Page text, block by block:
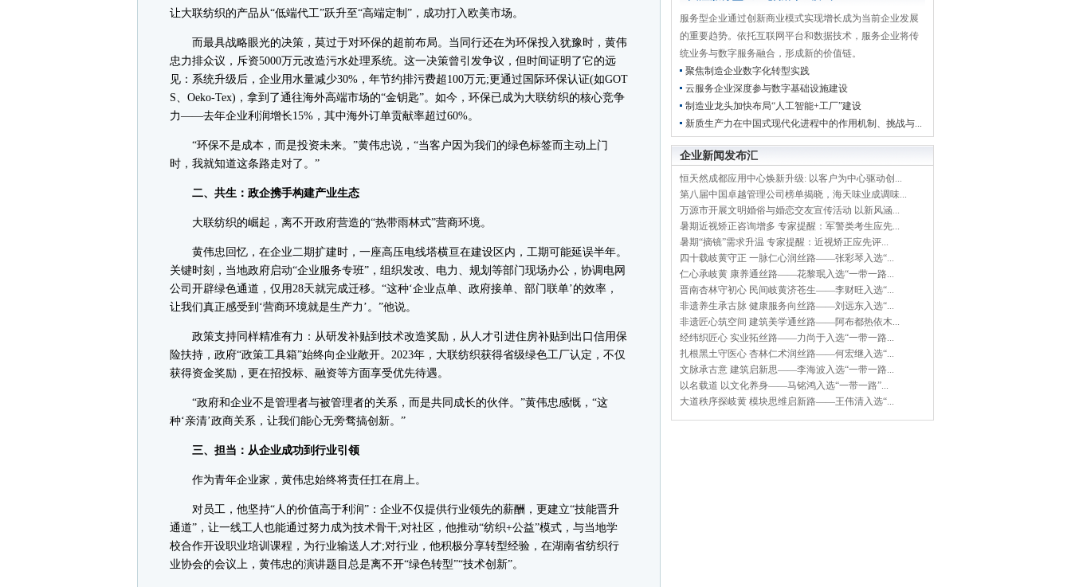
让大联纺织的产品从“低端代工”跃升至“高端定制”，成功打入欧美市场。
而最具战略眼光的决策，莫过于对环保的超前布局。当同行还在为环保投入犹豫时，黄伟
忠力排众议，斥资5000万元改造污水处理系统。这一决策曾引发争议，但时间证明了它的远
见：系统升级后，企业用水量减少30%，年节约排污费超100万元;更通过国际环保认证(如GOT
S、Oeko-Tex)，拿到了通往海外高端市场的“金钥匙”。如今，环保已成为大联纺织的核心竞争
力——去年企业利润增长15%，其中海外订单贡献率超过60%。
“环保不是成本，而是投资未来。”黄伟忠说，“当客户因为我们的绿色标签而主动上门
时，我就知道这条路走对了。”
二、共生：政企携手构建产业生态
大联纺织的崛起，离不开政府营造的“热带雨林式”营商环境。
黄伟忠回忆，在企业二期扩建时，一座高压电线塔横亘在建设区内，工期可能延误半年。
关键时刻，当地政府启动“企业服务专班”，组织发改、电力、规划等部门现场办公，协调电网
公司开辟绿色通道，仅用28天就完成迁移。“这种‘企业点单、政府接单、部门联单’的效率，
让我们真正感受到‘营商环境就是生产力’。”他说。
政策支持同样精准有力：从研发补贴到技术改造奖励，从人才引进住房补贴到出口信用保
险扶持，政府“政策工具箱”始终向企业敞开。2023年，大联纺织获得省级绿色工厂认定，不仅
获得资金奖励，更在招投标、融资等方面享受优先待遇。
“政府和企业不是管理者与被管理者的关系，而是共同成长的伙伴。”黄伟忠感慨，“这
种‘亲清’政商关系，让我们能心无旁骛搞创新。”
三、担当：从企业成功到行业引领
作为青年企业家，黄伟忠始终将责任扛在肩上。
对员工，他坚持“人的价值高于利润”：企业不仅提供行业领先的薪酬，更建立“技能晋升
通道”，让一线工人也能通过努力成为技术骨干;对社区，他推动“纺织+公益”模式，与当地学
校合作开设职业培训课程，为行业输送人才;对行业，他积极分享转型经验，在湖南省纺织行
业协会的会议上，黄伟忠的演讲题目总是离不开“绿色转型”“技术创新”。
服务型企业通过创新商业模式实现增长成为当前企业发展
的重要趋势。依托互联网平台和数据技术，服务企业将传
统业务与数字服务融合，形成新的价值链。
聚焦制造企业数字化转型实践
云服务企业深度参与数字基础设施建设
制造业龙头加快布局“人工智能+工厂”建设
新质生产力在中国式现代化进程中的作用机制、挑战与...
企业新闻发布汇
恒天然成都应用中心焕新升级: 以客户为中心驱动创...
第八届中国卓越管理公司榜单揭晓，海天味业成调味...
万源市开展文明婚俗与婚恋交友宣传活动 以新风涵...
暑期近视矫正咨询增多 专家提醒：军警类考生应先...
暑期“摘镜”需求升温 专家提醒：近视矫正应先评...
四十载岐黄守正 一脉仁心润丝路——张彩琴入选“...
仁心承岐黄 康养通丝路——花黎珉入选“一带一路...
晋南杏林守初心 民间岐黄济苍生——李财旺入选“...
非遗养生承古脉 健康服务向丝路——刘远东入选“...
非遗匠心筑空间 建筑美学通丝路——阿布都热依木...
经纬织匠心 实业拓丝路——力尚于入选“一带一路...
扎根黑土守医心 杏林仁术润丝路——何宏继入选“...
文脉承古意 建筑启新思——李海波入选“一带一路...
以名载道 以文化养身——马铭鸿入选“一带一路”...
大道秩序探岐黄 模块思维启新路——王伟清入选“...